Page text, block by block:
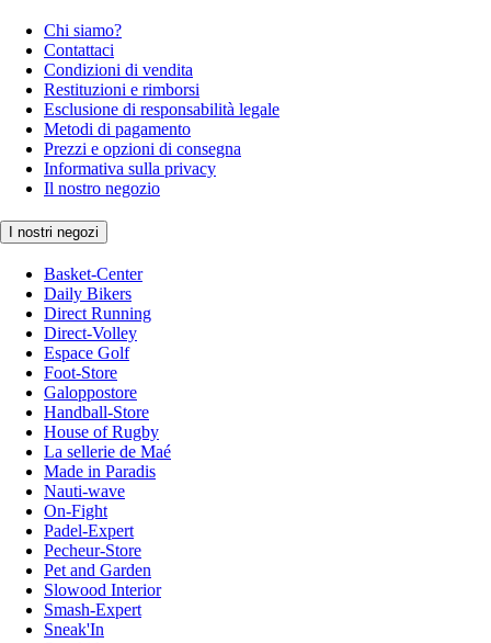
Chi siamo?
Contattaci
Condizioni di vendita
Restituzioni e rimborsi
Esclusione di responsabilità legale
Metodi di pagamento
Prezzi e opzioni di consegna
Informativa sulla privacy
Il nostro negozio
I nostri negozi
Basket-Center
Daily Bikers
Direct Running
Direct-Volley
Espace Golf
Foot-Store
Galoppostore
Handball-Store
House of Rugby
La sellerie de Maé
Made in Paradis
Nauti-wave
On-Fight
Padel-Expert
Pecheur-Store
Pet and Garden
Slowood Interior
Smash-Expert
Sneak'In